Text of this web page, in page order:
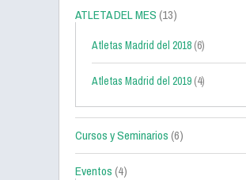
ATLETA DEL MES(13)
Atletas Madrid del 2018 (6)
Atletas Madrid del 2019 (4)
Cursos y Seminarios(6)
Eventos(4)